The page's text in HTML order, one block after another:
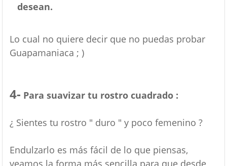
desean.
Lo cual no quiere decir que no puedas probar
Guapamaniaca ; )
4- Para suavizar tu rostro cuadrado :
¿ Sientes tu rostro " duro " y poco femenino ?
Endulzarlo es más fácil de lo que piensas,